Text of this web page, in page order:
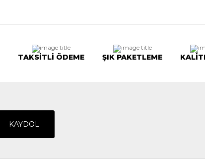
TAKSİTLİ ÖDEME ŞIK PAKETLEME
KAYDOL